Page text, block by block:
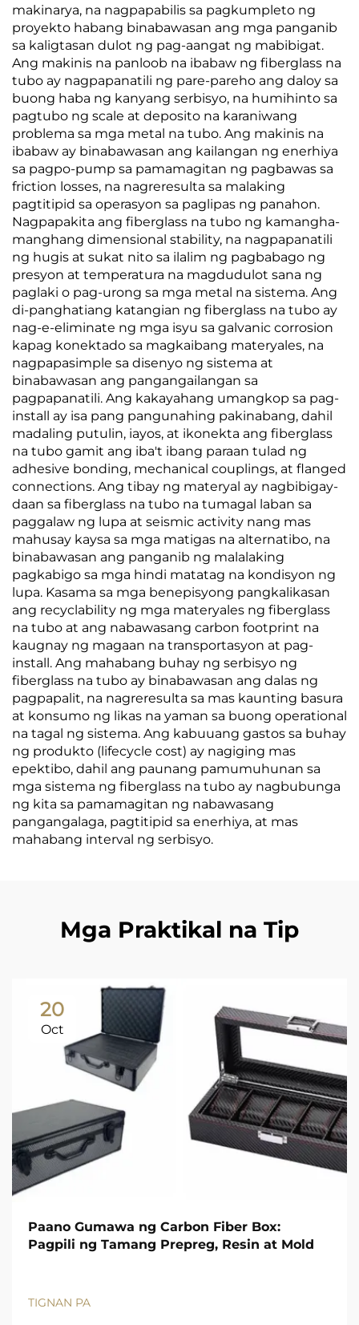
makinarya, na nagpapabilis sa pagkumpleto ng
proyekto habang binabawasan ang mga panganib
sa kaligtasan dulot ng pag-aangat ng mabibigat.
Ang makinis na panloob na ibabaw ng fiberglass na
tubo ay nagpapanatili ng pare-pareho ang daloy sa
buong haba ng kanyang serbisyo, na humihinto sa
pagtubo ng scale at deposito na karaniwang
problema sa mga metal na tubo. Ang makinis na
ibabaw ay binabawasan ang kailangan ng enerhiya
sa pagpo-pump sa pamamagitan ng pagbawas sa
friction losses, na nagreresulta sa malaking
pagtitipid sa operasyon sa paglipas ng panahon.
Nagpapakita ang fiberglass na tubo ng kamangha-
manghang dimensional stability, na nagpapanatili
ng hugis at sukat nito sa ilalim ng pagbabago ng
presyon at temperatura na magdudulot sana ng
paglaki o pag-urong sa mga metal na sistema. Ang
di-panghatiang katangian ng fiberglass na tubo ay
nag-e-eliminate ng mga isyu sa galvanic corrosion
kapag konektado sa magkaibang materyales, na
nagpapasimple sa disenyo ng sistema at
binabawasan ang pangangailangan sa
pagpapanatili. Ang kakayahang umangkop sa pag-
install ay isa pang pangunahing pakinabang, dahil
madaling putulin, iayos, at ikonekta ang fiberglass
na tubo gamit ang iba't ibang paraan tulad ng
adhesive bonding, mechanical couplings, at flanged
connections. Ang tibay ng materyal ay nagbibigay-
daan sa fiberglass na tubo na tumagal laban sa
paggalaw ng lupa at seismic activity nang mas
mahusay kaysa sa mga matigas na alternatibo, na
binabawasan ang panganib ng malalaking
pagkabigo sa mga hindi matatag na kondisyon ng
lupa. Kasama sa mga benepisyong pangkalikasan
ang recyclability ng mga materyales ng fiberglass
na tubo at ang nabawasang carbon footprint na
kaugnay ng magaan na transportasyon at pag-
install. Ang mahabang buhay ng serbisyo ng
fiberglass na tubo ay binabawasan ang dalas ng
pagpapalit, na nagreresulta sa mas kaunting basura
at konsumo ng likas na yaman sa buong operational
na tagal ng sistema. Ang kabuuang gastos sa buhay
ng produkto (lifecycle cost) ay nagiging mas
epektibo, dahil ang paunang pamumuhunan sa
mga sistema ng fiberglass na tubo ay nagbubunga
ng kita sa pamamagitan ng nabawasang
pangangalaga, pagtitipid sa enerhiya, at mas
mahabang interval ng serbisyo.
Mga Praktikal na Tip
20
Oct
Paano Gumawa ng Carbon Fiber Box:
Pagpili ng Tamang Prepreg, Resin at Mold
TIGNAN PA